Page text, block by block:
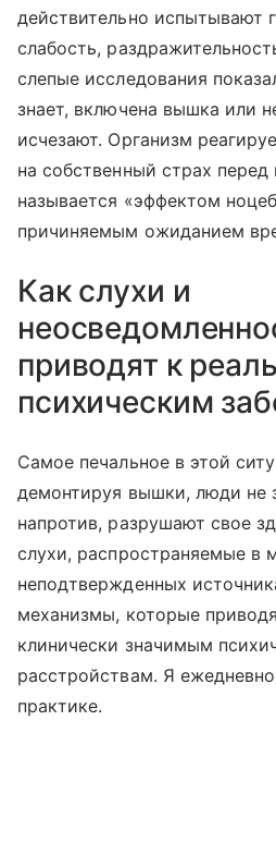
действительно испытывают
слабость,
слепые исследования
знает, включена вышка или
исчезают. Организм
на собственный страх
называется «эффектом
причиняемым ожиданием
Как слухи и
приводят к
психическим
Самое печальное в этой
демонтируя вышки, люди не
напротив, разрушают свое
слухи, распространяемые в
неподтвержденных
механизмы, которые
клинически значимым
расстройствам. Я
практике.